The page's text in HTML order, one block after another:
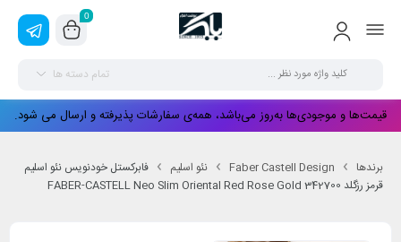
0
تمام دسته ها
قیمت‌ها و موجودی‌ها به‌روز می‌باشد، همه‌ی سفارشات پذیرفته و ارسال می شود.
برندها Faber Castell Design نئو اسلیم
فابرکستل خودنویس نئو اسلیم
قرمز رزگلد FABER-CASTELL Neo Slim Oriental Red Rose Gold 342700